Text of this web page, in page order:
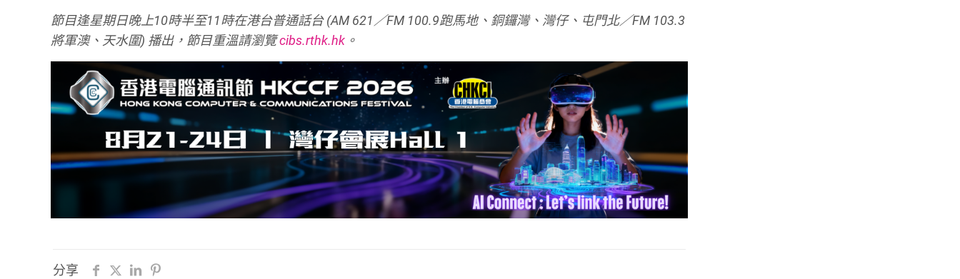
節目逢星期日晚上10時半至11時在港台普通話台 (AM 621／FM 100.9跑馬地、銅鑼灣、灣仔、屯門北／FM 103.3
將軍澳、天水圍) 播出，節目重溫請瀏覽cibs.rthk.hk 。
分享